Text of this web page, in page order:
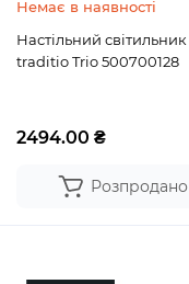
Немає в наявності
Настільний світильник
traditio Trio 500700128
2494.00 ₴
Розпродано